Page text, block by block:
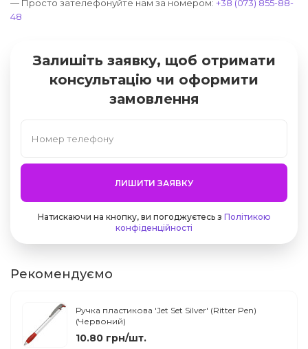
— Просто зателефонуйте нам за номером: +38 (073) 855-88-
48
Залишіть заявку, щоб отримати
консультацію чи оформити
замовлення
ЛИШИТИ ЗАЯВКУ
Натискаючи на кнопку, ви погоджуєтесь з Політикою
конфіденційності
Рекомендуємо
Ручка пластикова 'Jet Set Silver' (Ritter Pen)
(Червоний)
10.80 грн/шт.